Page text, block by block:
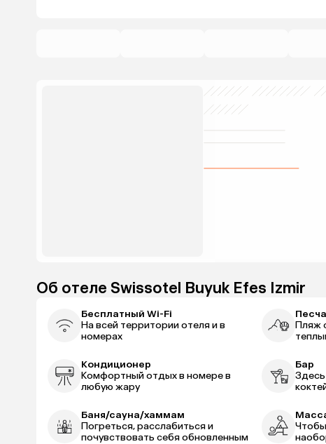
Об отеле Swissotel Buyuk Efes Izmir
Бесплатный Wi-Fi
На всей территории отеля и в
номерах
Пляж
Кондиционер
Комфортный отдых в номере в
любую жару
Бар
Баня/сауна/хаммам
Погреться, расслабиться и
почувствовать себя обновленным